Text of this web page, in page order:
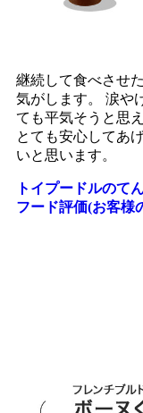
継続して食べさせ
気がします。 涙や
ても平気そうと思
とても安心してあ
いと思います。
トイプードルのて
フード評価(お客様